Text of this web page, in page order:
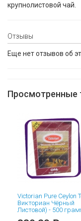
крупнолистовой чай.
Отзывы
Еще нет отзывов об
Просмотренные
Victorian Pure Ceylon
Викториан Чёрный
Листовой) - 500